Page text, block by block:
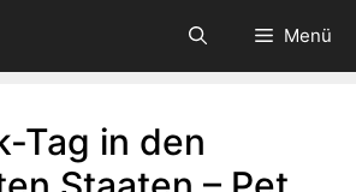
Menü
Tag in den